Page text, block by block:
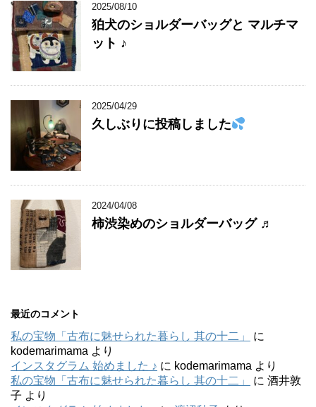
2025/08/10
狛犬のショルダーバッグと マルチマ
ット ♪
2025/04/29
久しぶりに投稿しました
2024/04/08
柿渋染めのショルダーバッグ ♬
最近のコメント
私の宝物「古布に魅せられた暮らし 其の十二」
に
kodemarimama より
インスタグラム 始めました ♪ に kodemarimama より
私の宝物「古布に魅せられた暮らし 其の十二」
に 酒井敦
子 より